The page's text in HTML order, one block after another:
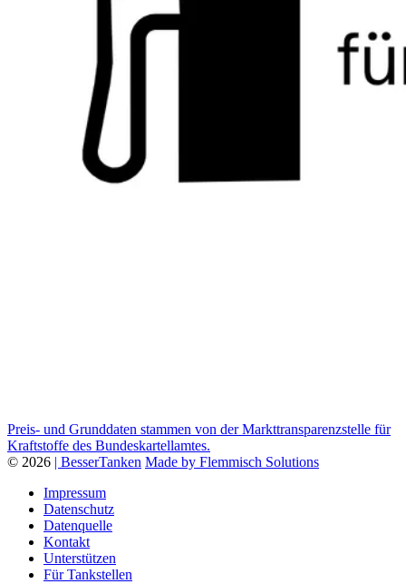
Preis- und Grunddaten stammen von der Markttransparenzstelle für
Kraftstoffe des Bundeskartellamtes.
© 2026 | BesserTanken Made by Flemmisch Solutions
Impressum
Datenschutz
Datenquelle
Kontakt
Unterstützen
Für Tankstellen